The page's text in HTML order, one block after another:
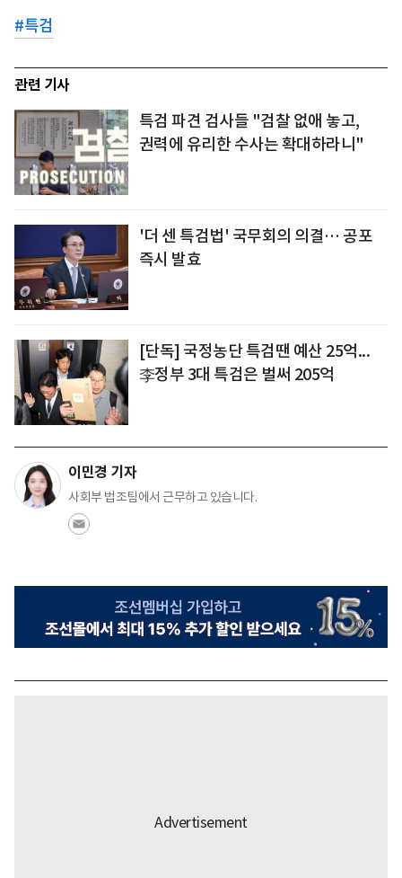
#특검
관련 기사
특검 파견 검사들 "검찰 없애 놓고,
권력에 유리한 수사는 확대하라니"
'더 센 특검법' 국무회의 의결… 공포
즉시 발효
[단독] 국정농단 특검땐 예산 25억...
李정부 3대 특검은 벌써 205억
이민경 기자
사회부 법조팀에서 근무하고 있습니다.